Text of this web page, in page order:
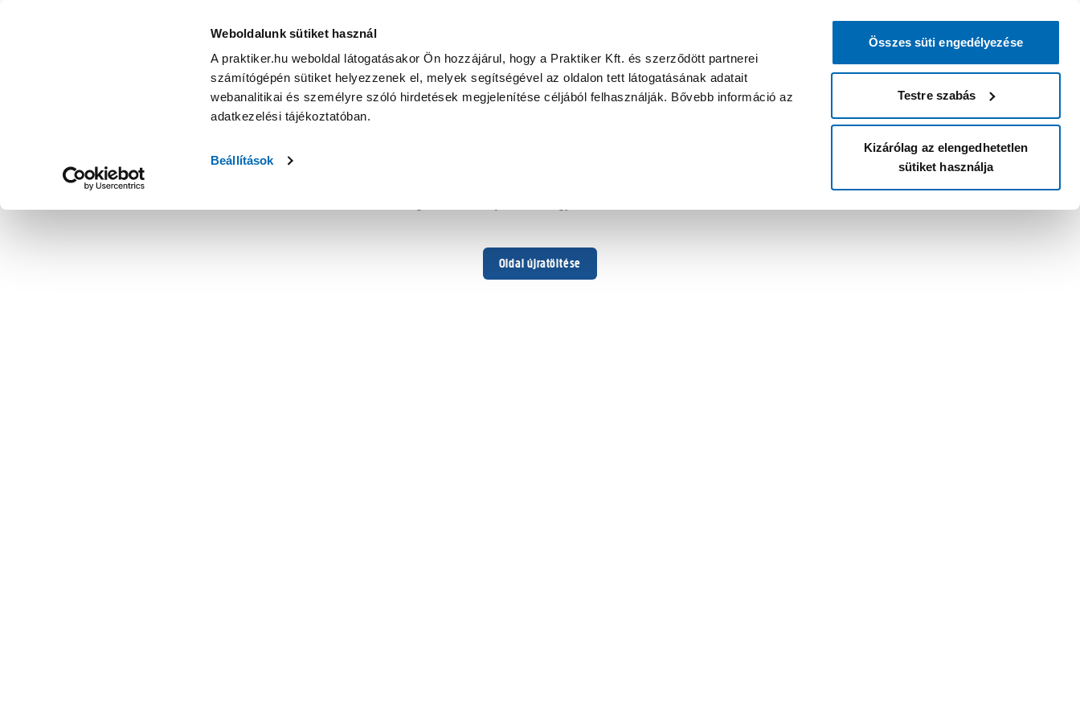
Weboldalunk sütiket használ
A praktiker.hu weboldal látogatásakor Ön hozzájárul, hogy a Praktiker Kft. és szerződött partnerei
számítógépén sütiket helyezzenek el, melyek segítségével az oldalon tett látogatásának adatait
webanalitikai és személyre szóló hirdetések megjelenítése céljából felhasználják. Bővebb információ az
adatkezelési tájékoztatóban.
Beállítások
Összes süti engedélyezése
Testre szabás
Kizárólag az elengedhetetlen
sütiket használja
Oldal újratöltése